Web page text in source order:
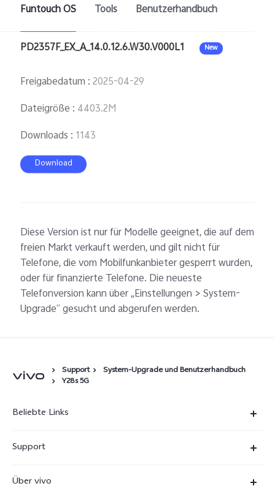
Österreich | Land/Region auswählen
Funtouch OS Tools Benutzerhandbuch
PD2357F_EX_A_14.0.12.6.W30.V000L1 New
Freigabedatum :2025-04-29
Dateigröße : 4403.2M
Downloads : 1143
Download
Diese Version ist nur für Modelle geeignet, die auf dem
freien Markt verkauft werden, und gilt nicht für
Telefone, die vom Mobilfunkanbieter gesperrt wurden,
oder für finanzierte Telefone. Die neueste
Telefonversion kann über „Einstellungen > System-
Upgrade“ gesucht und abgerufen werden.
Support
System-Upgrade und Benutzerhandbuch
Y28s 5G
Beliebte Links
X300
Support
Über vivo